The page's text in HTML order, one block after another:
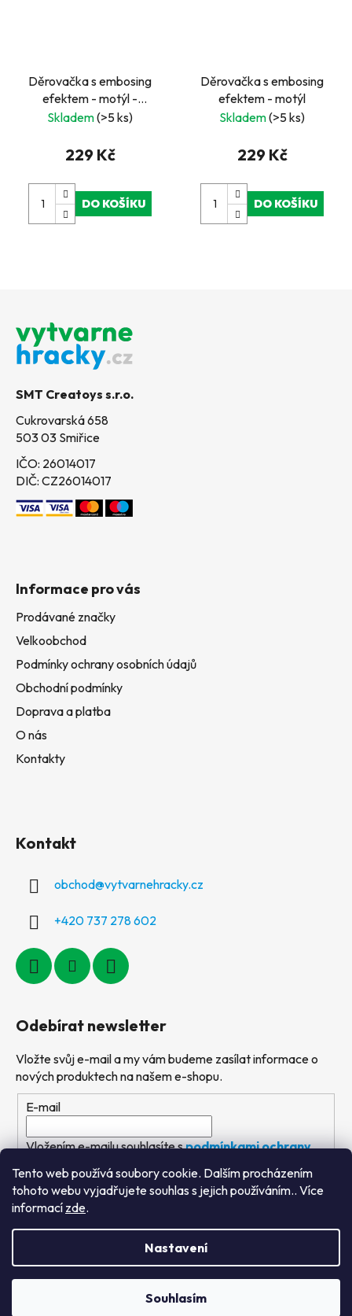
Tento web používá soubory cookie. Dalším procházením
tohoto webu vyjadřujete souhlas s jejich používáním.. Více
informací zde.
Nastavení
Souhlasím
Děrovačka s embosing
efektem - motýl -
EO32/29
Skladem(>5 ks)
229 Kč
DO KOŠÍKU
Děrovačka s embosing
efektem - motýl
Skladem(>5 ks)
229 Kč
DO KOŠÍKU
SMT Creatoys s.r.o.
Cukrovarská 658
503 03 Smiřice
IČO: 26014017
DIČ: CZ26014017
Informace pro vás
Prodávané značky
Velkoobchod
Podmínky ochrany osobních údajů
Obchodní podmínky
Doprava a platba
O nás
Kontakty
Kontakt
obchod@vytvarnehracky.cz
+420 737 278 602
Odebírat newsletter
Vložte svůj e-mail a my vám budeme zasílat informace o
nových produktech na našem e-shopu.
E-mail
Vložením e-mailu souhlasíte spodmínkami ochrany
osobních údajů
PŘIHLÁSIT SE
Vytvořil Shoptet&PekneWeby
Výtvarné hračky